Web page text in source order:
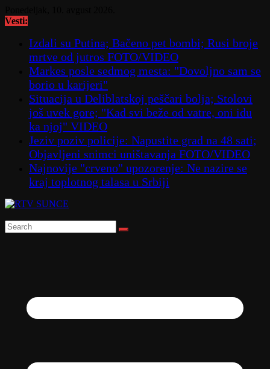
to
Vesti:
Izdali su Putina; Bačeno pet bombi; Rusi broje
mrtve od jutros FOTO/VIDEO
Markes posle sedmog mesta: "Dovoljno sam se
borio u karijeri"
Situacija u Deliblatskoj peščari bolja; Stolovi
još uvek gore; "Kad svi beže od vatre, oni idu
ka njoj" VIDEO
Jeziv poziv policije: Napustite grad na 48 sati;
Objavljeni snimci uništavanja FOTO/VIDEO
Najnovije "crveno" upozorenje: Ne nazire se
kraj toplotnog talasa u Srbiji